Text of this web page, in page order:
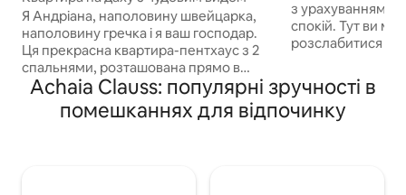
Я Андріана, наполовину швейцарка,
наполовину гречка і я ваш господар.
Ця прекрасна квартира-пентхаус з 2
спальнями, розташована прямо в
центрі Патраса, знаходиться
всередині довоєнної будівлі, яка
належала моєму грецькому дідусі. У
з урахуванням
спокій. Тут ви
розслабитися і
обладнана
холодильник,
піч, а також
Achaia Clauss: популярні зручності в
помешканнях для відпочинку